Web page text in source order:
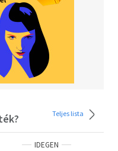
Teljes lista
IDEGEN